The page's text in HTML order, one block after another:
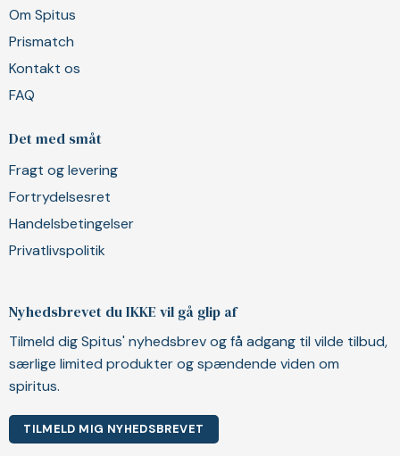
Om Spitus
Prismatch
Kontakt os
FAQ
Det med småt
Fragt og levering
Fortrydelsesret
Handelsbetingelser
Privatlivspolitik
Nyhedsbrevet du IKKE vil gå glip af
Tilmeld dig Spitus' nyhedsbrev og få adgang til vilde tilbud,
særlige limited produkter og spændende viden om
spiritus.
TILMELD MIG NYHEDSBREVET